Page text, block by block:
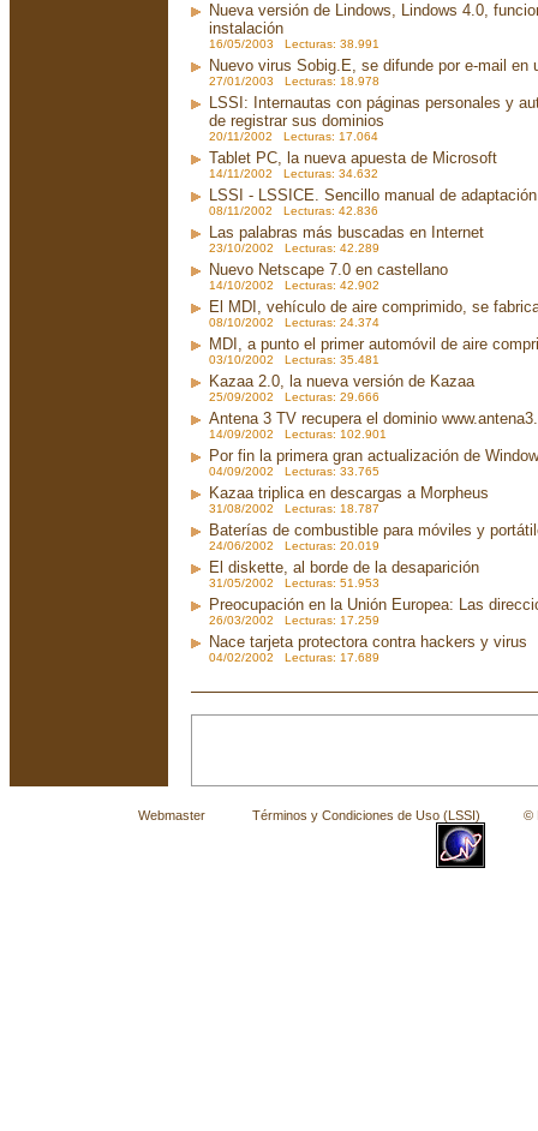
Nueva versión de Lindows, Lindows 4.0,
instalación
16/05/2003 Lecturas: 38.991
Nuevo virus Sobig.E, se difunde por e-mail en
27/01/2003 Lecturas: 18.978
LSSI: Internautas con páginas personales y
de registrar sus dominios
20/11/2002 Lecturas: 17.064
Tablet PC, la nueva apuesta de Microsoft
14/11/2002 Lecturas: 34.632
LSSI - LSSICE. Sencillo manual de
08/11/2002 Lecturas: 42.836
Las palabras más buscadas en Internet
23/10/2002 Lecturas: 42.289
Nuevo Netscape 7.0 en castellano
14/10/2002 Lecturas: 42.902
El MDI, vehículo de aire comprimido, se
08/10/2002 Lecturas: 24.374
MDI, a punto el primer automóvil de aire
03/10/2002 Lecturas: 35.481
Kazaa 2.0, la nueva versión de Kazaa
25/09/2002 Lecturas: 29.666
Antena 3 TV recupera el dominio
14/09/2002 Lecturas: 102.901
Por fin la primera gran actualización de
04/09/2002 Lecturas: 33.765
Kazaa triplica en descargas a Morpheus
31/08/2002 Lecturas: 18.787
Baterías de combustible para móviles y
24/06/2002 Lecturas: 20.019
El diskette, al borde de la desaparición
31/05/2002 Lecturas: 51.953
Preocupación en la Unión Europea: Las
26/03/2002 Lecturas: 17.259
Nace tarjeta protectora contra hackers y virus
04/02/2002 Lecturas: 17.689
Webmaster Términos y Condiciones de Uso (LSSI) © La